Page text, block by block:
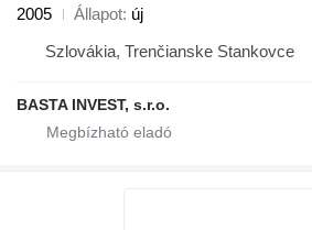
2005 Állapot új
Szlovákia, Trenčianske Stankovce
BASTA INVEST, s.r.o.